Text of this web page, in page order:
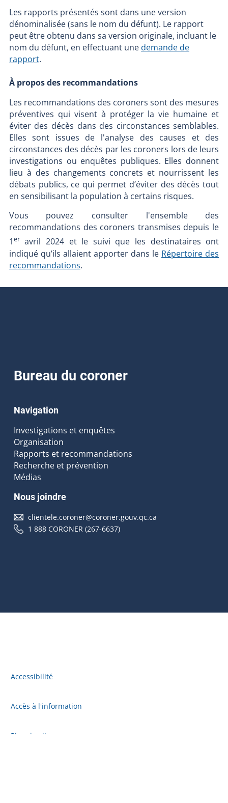
Les rapports présentés sont dans une version
dénominalisée (sans le nom du défunt). Le rapport
peut être obtenu dans sa version originale, incluant le
nom du défunt, en effectuant unedemande de
rapport.
À propos des recommandations
Les recommandations des coroners sont des mesures
préventives qui visent à protéger la vie humaine et
éviter des décès dans des circonstances semblables.
Elles sont issues de l'analyse des causes et des
circonstances des décès par les coroners lors de leurs
investigations ou enquêtes publiques. Elles donnent
lieu à des changements concrets et nourrissent les
débats publics, ce qui permet d’éviter des décès tout
en sensibilisant la population à certains risques.
Vous pouvez consulter l'ensemble des
recommandations des coroners transmises depuis le
1eravril 2024 et le suivi que les destinataires ont
indiqué qu’ils allaient apporter dans le Répertoire des
recommandations.
Bureau du coroner
Navigation
Investigations et enquêtes
Organisation
Rapports et recommandations
Recherche et prévention
Médias
Nous joindre
clientele.coroner@coroner.gouv.qc.ca
1 888 CORONER (267-6637)
Accessibilité
Accès à l'information
Plan du site